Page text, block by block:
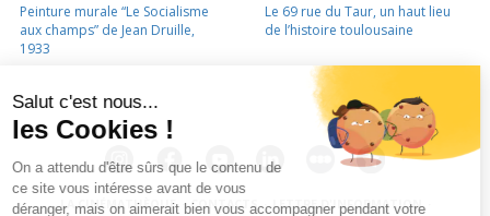
Peinture murale “Le Socialisme
aux champs” de Jean Druille,
1933
Le 69 rue du Taur, un haut lieu
de l’histoire toulousaine
LA CINÉMATHÈQUE CONTACTS · LETTRE D'INFORMATION